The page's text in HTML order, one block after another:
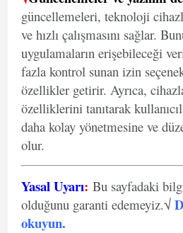
güncellemeleri, teknoloji
ve hızlı çalışmasını sağlar.
uygulamaların erişebileceği
fazla kontrol sunan izin
özellikler getirir. Ayrıca,
özelliklerini tanıtarak
daha kolay yönetmesine ve
olur.
Yasal Uyarı: Bu sayfadaki
olduğunu garanti edemeyiz.√
okuyun.